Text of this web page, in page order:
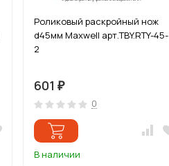
Роликовый раскройный нож
d45мм Maxwell арт.TBY.RTY-45-
2
601 ₽
0
В наличии